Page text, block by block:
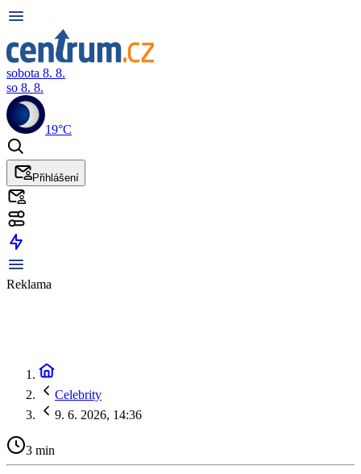
sobota 8. 8.
so 8. 8.
19°C
Přihlášení
Reklama
Celebrity
9. 6. 2026, 14:36
3 min